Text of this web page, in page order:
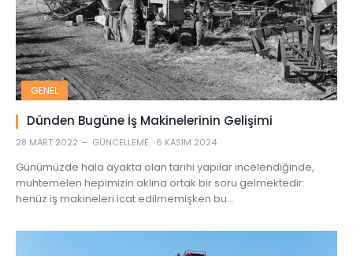
GENEL
Dünden Bugüne İş Makinelerinin Gelişimi
28 MART 2022 GÜNCELLEME: 6 KASIM 2024
Günümüzde hala ayakta olan tarihi yapılar incelendiğinde,
muhtemelen hepimizin aklına ortak bir soru gelmektedir:
henüz iş makineleri icat edilmemişken bu…